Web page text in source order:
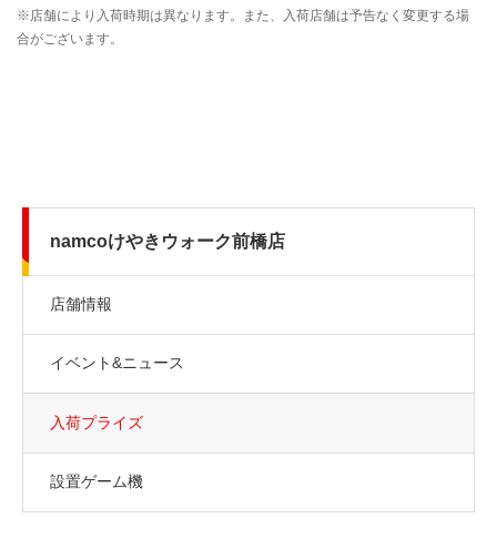
namcoけやきウォーク前橋店
店舗情報
イベント&ニュース
入荷プライズ
設置ゲーム機